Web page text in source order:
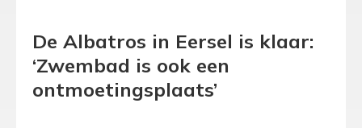
De Albatros in Eersel is klaar:
‘Zwembad is ook een
ontmoetingsplaats’